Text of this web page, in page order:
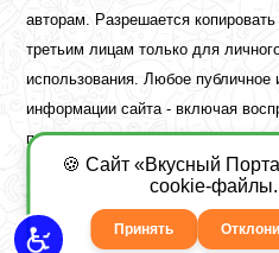
авторам. Разрешается
третьим лицам только для
использования. Любое
информации сайта - включая
публикацию или обработку -
предварительного письменного
Copyright ©2026 Вкусный
Сайт построенfreebrush.net
🍪 Сайт «Вкусный
cookie-файлы.
Принять